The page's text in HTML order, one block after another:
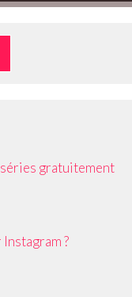
gratuitement
?